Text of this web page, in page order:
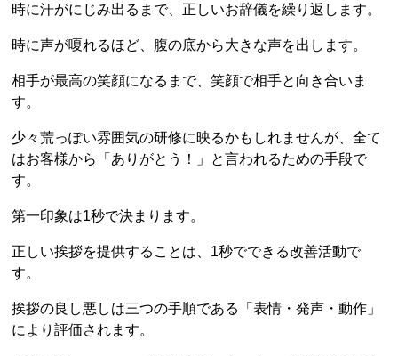
時に汗がにじみ出るまで、正しいお辞儀を繰り返します。
時に声が嗄れるほど、腹の底から大きな声を出します。
相手が最高の笑顔になるまで、笑顔で相手と向き合いま
す。
少々荒っぽい雰囲気の研修に映るかもしれませんが、全て
はお客様から「ありがとう！」と言われるための手段で
す。
第一印象は1秒で決まります。
正しい挨拶を提供することは、1秒でできる改善活動で
す。
挨拶の良し悪しは三つの手順である「表情・発声・動作」
により評価されます。